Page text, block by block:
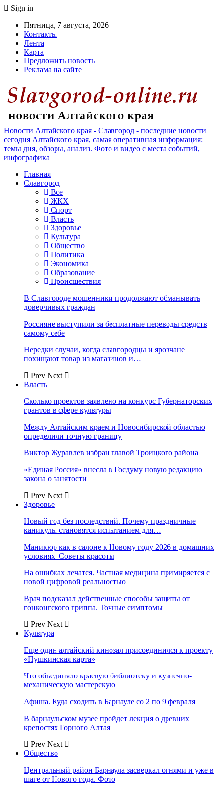
Sign in
Пятница, 7 августа, 2026
Контакты
Лента
Карта
Предложить новость
Реклама на сайте
Новости Алтайского края - Славгород - последние новости
сегодня Алтайского края, самая оперативная информация:
темы дня, обзоры, анализ. Фото и видео с места событий,
инфографика
Главная
Славгород
Все
ЖКХ
Спорт
Власть
Здоровье
Культура
Общество
Политика
Экономика
Образование
Происшествия
В Славгороде мошенники продолжают обманывать
доверчивых граждан
Россияне выступили за бесплатные переводы средств
самому себе
Нередки случаи, когда славгородцы и яровчане
похищают товар из магазинов и…
Prev Next
Власть
Сколько проектов заявлено на конкурс Губернаторских
грантов в сфере культуры
Между Алтайским краем и Новосибирской областью
определили точную границу
Виктор Журавлев избран главой Троицкого района
«Единая Россия» внесла в Госдуму новую редакцию
закона о занятости
Prev Next
Здоровье
Новый год без последствий. Почему праздничные
каникулы становятся испытанием для…
Маникюр как в салоне к Новому году 2026 в домашних
условиях. Советы красоты
На ошибках лечатся. Частная медицина примиряется с
новой цифровой реальностью
Врач подсказал действенные способы защиты от
гонконгского гриппа. Точные симптомы
Prev Next
Культура
Еще один алтайский кинозал присоединился к проекту
«Пушкинская карта»
Что объединяло краевую библиотеку и кузнечно-
механическую мастерскую
Афиша. Куда сходить в Барнауле со 2 по 9 февраля
В барнаульском музее пройдет лекция о древних
крепостях Горного Алтая
Prev Next
Общество
Центральный район Барнаула засверкал огнями и уже в
шаге от Нового года. Фото